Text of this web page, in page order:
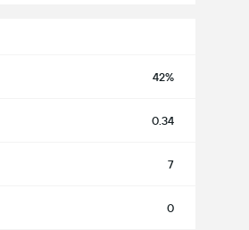
42%
0.34
7
0